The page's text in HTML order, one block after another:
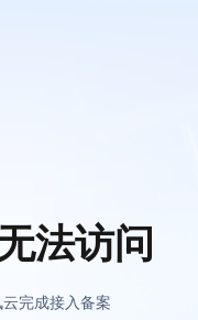
法访问
完成接入备案